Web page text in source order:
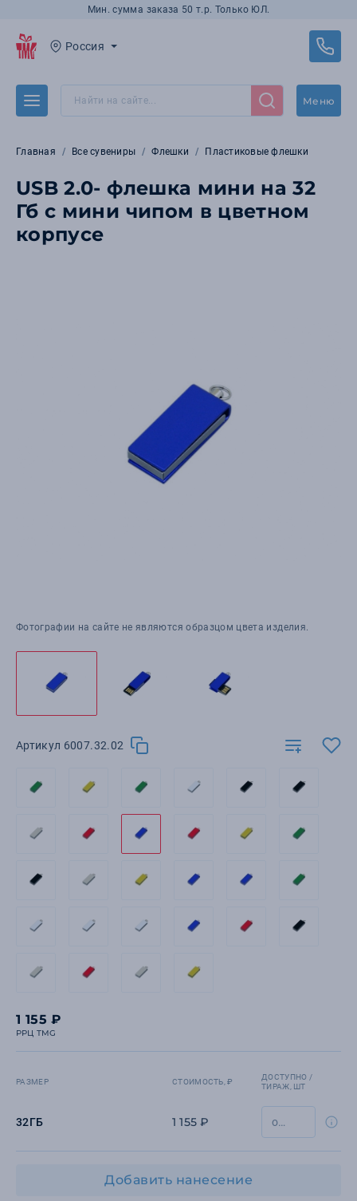
Мин. сумма заказа 50 т.р. Только ЮЛ.
Россия
Меню
Главная Все сувениры Флешки Пластиковые флешки
USB 2.0- флешка мини на 32
Гб с мини чипом в цветном
корпусе
Фотографии на сайте не являются образцом цвета изделия.
Артикул 6007.32.02
1 155 ₽
РРЦ TMG
РАЗМЕР СТОИМОСТЬ, ₽
ДОСТУПНО /
ТИРАЖ, ШТ
32ГБ 1 155 ₽
Добавить нанесение